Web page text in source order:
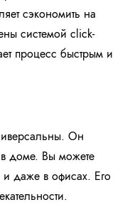
сэкономить на
системой click-
процесс быстрым и
Он
доме. Вы можете
и даже в офисах. Его